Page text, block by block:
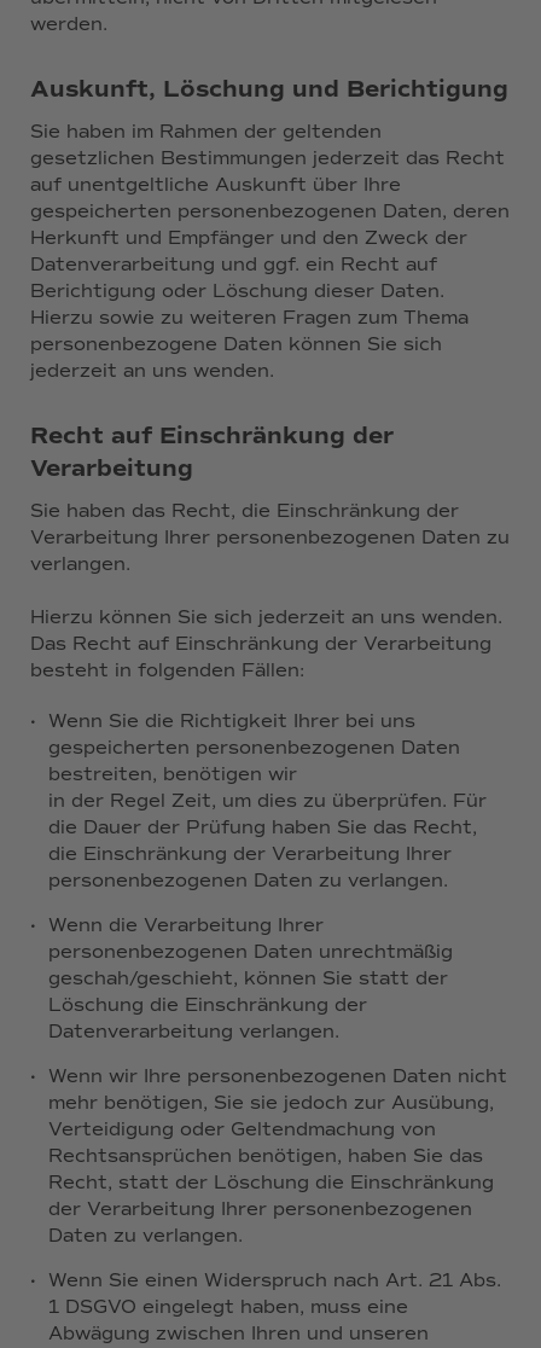
werden.
Auskunft, Löschung und Berichtigung
Sie haben im Rahmen der geltenden
gesetzlichen Bestimmungen jederzeit das Recht
auf unentgeltliche Auskunft über Ihre
gespeicherten personenbezogenen Daten, deren
Herkunft und Empfänger und den Zweck der
Datenverarbeitung und ggf. ein Recht auf
Berichtigung oder Löschung dieser Daten.
Hierzu sowie zu weiteren Fragen zum Thema
personenbezogene Daten können Sie sich
jederzeit an uns wenden.
Recht auf Einschränkung der
Verarbeitung
Sie haben das Recht, die Einschränkung der
Verarbeitung Ihrer personenbezogenen Daten zu
verlangen.
Hierzu können Sie sich jederzeit an uns wenden.
Das Recht auf Einschränkung der Verarbeitung
besteht in folgenden Fällen:
·
Wenn Sie die Richtigkeit Ihrer bei uns
gespeicherten personenbezogenen Daten
bestreiten, benötigen wir
in der Regel Zeit, um dies zu überprüfen. Für
die Dauer der Prüfung haben Sie das Recht,
die Einschränkung der Verarbeitung Ihrer
personenbezogenen Daten zu verlangen.
·
Wenn die Verarbeitung Ihrer
personenbezogenen Daten unrechtmäßig
geschah/geschieht, können Sie statt der
Löschung die Einschränkung der
Datenverarbeitung verlangen.
·
Wenn wir Ihre personenbezogenen Daten nicht
mehr benötigen, Sie sie jedoch zur Ausübung,
Verteidigung oder Geltendmachung von
Rechtsansprüchen benötigen, haben Sie das
Recht, statt der Löschung die Einschränkung
der Verarbeitung Ihrer personenbezogenen
Daten zu verlangen.
·
Wenn Sie einen Widerspruch nach Art. 21 Abs.
1 DSGVO eingelegt haben, muss eine
Abwägung zwischen Ihren und unseren